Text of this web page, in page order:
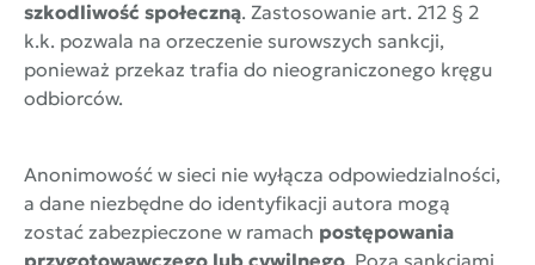
szkodliwość społeczną. Zastosowanie art. 212 § 2
k.k. pozwala na orzeczenie surowszych sankcji,
ponieważ przekaz trafia do nieograniczonego kręgu
odbiorców.
Anonimowość w sieci nie wyłącza odpowiedzialności,
a dane niezbędne do identyfikacji autora mogą
zostać zabezpieczone w ramach postępowania
przygotowawczego lub cywilnego. Poza sankcjami